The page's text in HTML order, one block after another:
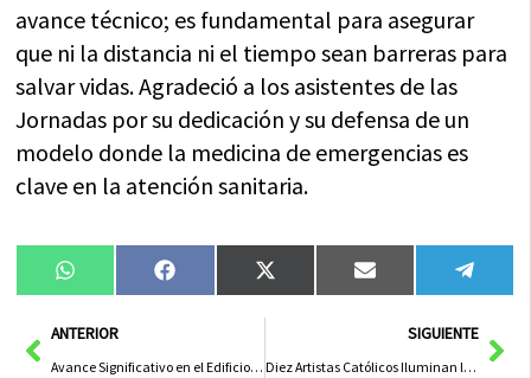
avance técnico; es fundamental para asegurar
que ni la distancia ni el tiempo sean barreras para
salvar vidas. Agradeció a los asistentes de las
Jornadas por su dedicación y su defensa de un
modelo donde la medicina de emergencias es
clave en la atención sanitaria.
Compartir
en
WhatsAppCompartir
en
FacebookCompartir
en
X
(Twitter)
Compartir
en
Email
en
AntANTERIOR
Avance Significativo en el Edificio Sociosanitario de Villanueva de la Jara: Supera el 25% de Ejecución
SIGUIENTE
Diez Artistas Católicos Iluminan la I Edición del Más Allá del Ruido Fest en Toledo